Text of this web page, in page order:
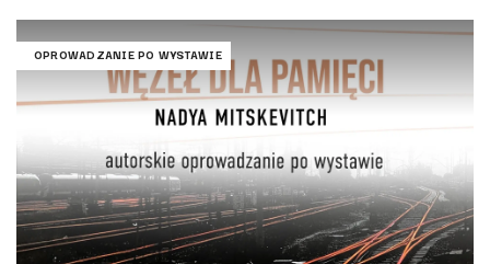
OPROWADZANIE PO WYSTAWIE